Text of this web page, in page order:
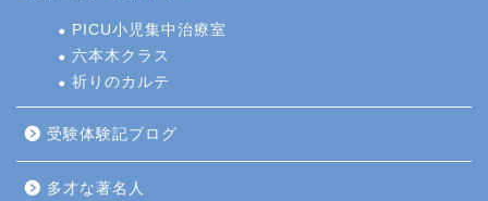
PICU小児集中治療室
六本木クラス
祈りのカルテ
受験体験記ブログ
多才な著名人